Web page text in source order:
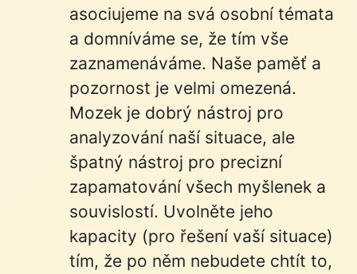
asociujeme na svá osobní témata
a domníváme se, že tím vše
zaznamenáváme. Naše paměť a
pozornost je velmi omezená.
Mozek je dobrý nástroj pro
analyzování naší situace, ale
špatný nástroj pro precizní
zapamatování všech myšlenek a
souvislostí. Uvolněte jeho
kapacity (pro řešení vaší situace)
tím, že po něm nebudete chtít to,